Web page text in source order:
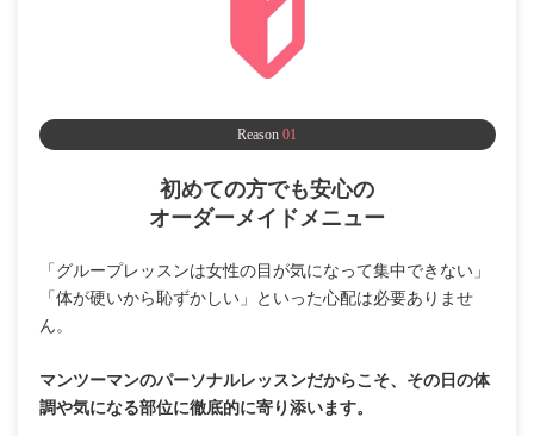
Reason 01
初めての方でも安心の
オーダーメイドメニュー
「グループレッスンは女性の目が気になって集中できない」
「体が硬いから恥ずかしい」といった心配は必要ありませ
ん。
マンツーマンのパーソナルレッスンだからこそ、その日の体
調や気になる部位に徹底的に寄り添います。